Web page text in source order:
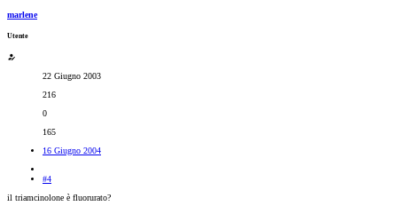
marlene
Utente
22 Giugno 2003
216
0
165
16 Giugno 2004
#4
il triamcinolone è fluorurato?